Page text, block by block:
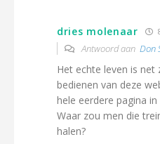
dries molenaar
Antwoord aan Don
Het echte leven is
bedienen van deze
hele eerdere pagina
Waar zou men die
halen?